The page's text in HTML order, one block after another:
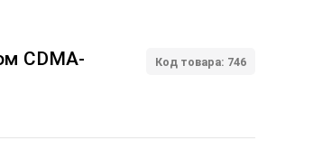
CDMA-
Код товара: 746